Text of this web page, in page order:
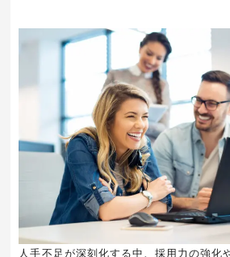
人手不足が深刻化する中、採用力の強化